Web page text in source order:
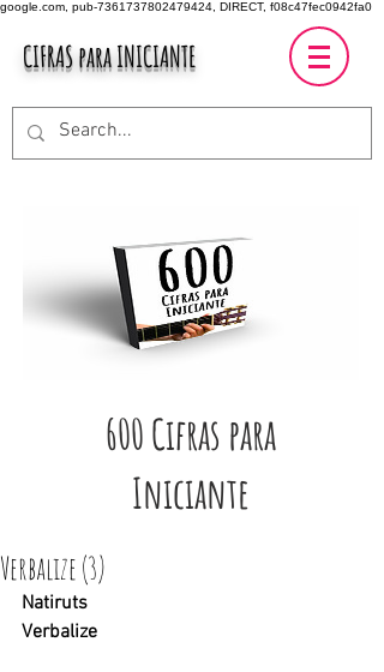
google.com, pub-7361737802479424, DIRECT, f08c47fec0942fa0
CIFRAS para INICIANTE
600 Cifras para
Iniciante
Verbalize (3)
Natiruts
Verbalize